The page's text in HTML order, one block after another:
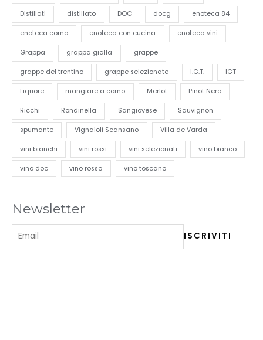
Distillati distillato DOC docg enoteca 84
enoteca como enoteca con cucina enoteca vini
Grappa grappa gialla grappe
grappe del trentino grappe selezionate I.G.T. IGT
Liquore mangiare a como Merlot Pinot Nero
Ricchi Rondinella Sangiovese Sauvignon
spumante Vignaioli Scansano Villa de Varda
vini bianchi vini rossi vini selezionati vino bianco
vino doc vino rosso vino toscano
Newsletter